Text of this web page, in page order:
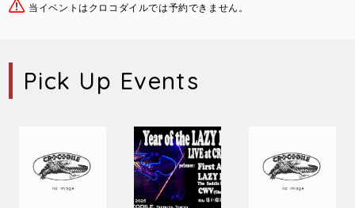
当イベントはクロコダイルでは予約できません。
Pick Up Events